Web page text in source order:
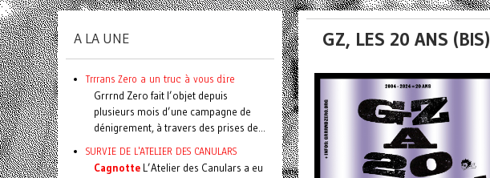
GZ, LES 20 ANS (BIS)
A LA UNE
Trrrans Zero a un truc à vous dire
Grrrnd Zero fait l’objet depuis
plusieurs mois d’une campagne de
dénigrement, à travers des prises de...
SURVIE DE L'ATELIER DES CANULARS
Cagnotte L’Atelier des Canulars a eu